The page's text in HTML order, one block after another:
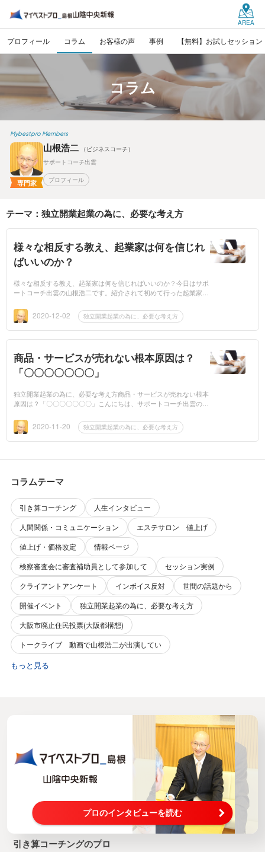
AREA
プロフィール コラム お客様の声 事例 【無料】お試しセッション
コラム
Mybestpro Members
専門家
山根浩二
（ビジネスコーチ）
サポートコーチ出雲
プロフィール
テーマ：独立開業起業の為に、必要な考え方
様々な相反する教え、起業家は何を信じれ
ばいいのか？
様々な相反する教え、起業家は何を信じればいいのか？今日はサポ
ートコーチ出雲の山根浩二です。紹介されて初めて行った起業家の
もダメ出しを...
2020-12-02 独立開業起業の為に、必要な考え方
商品・サービスが売れない根本原因は？
「〇〇〇〇〇〇〇」
独立開業起業の為に、必要な考え方商品・サービスが売れない根本
原因は？「〇〇〇〇〇〇〇」こんにちは、サポートコーチ出雲の山
質問があり...2020-11-20 独立開業起業の為に、必要な考え方
コラムテーマ
引き算コーチング
人生インタビュー
人間関係・コミュニケーション
エステサロン 値上げ
値上げ・価格改定
情報ページ
検察審査会に審査補助員として参加して
セッション実例
クライアントアンケート
インボイス反対
世間の話題から
開催イベント
独立開業起業の為に、必要な考え方
大阪市廃止住民投票(大阪都構想)
トークライブ 動画で山根浩二が出演してい
もっと見る
プロのインタビューを読む
引き算コーチングのプロ